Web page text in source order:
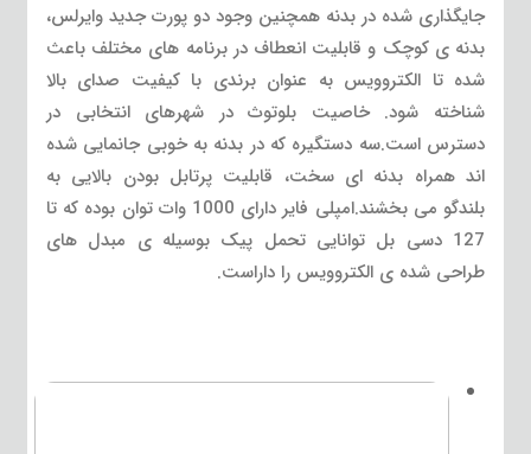
جایگذاری شده در بدنه همچنین وجود دو پورت جدید وایرلس،
بدنه ی کوچک و قابلیت انعطاف در برنامه های مختلف باعث
شده تا الکتروویس به عنوان برندی با کیفیت صدای بالا
شناخته شود. خاصیت بلوتوث در شهرهای انتخابی در
دسترس است.سه دستگیره که در بدنه به خوبی جانمایی شده
اند همراه بدنه ای سخت، قابلیت پرتابل بودن بالایی به
بلندگو می بخشند.امپلی فایر دارای 1000 وات توان بوده که تا
127 دسی بل توانایی تحمل پیک بوسیله ی مبدل های
طراحی شده ی الکتروویس را داراست.